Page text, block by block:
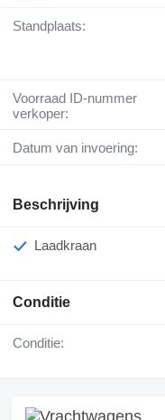
Standplaats:
Voorraad ID-nummer
verkoper:
Datum van invoering:
Beschrijving
Laadkraan
Conditie
Conditie: